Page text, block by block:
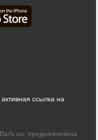
ссылка на
предназначена